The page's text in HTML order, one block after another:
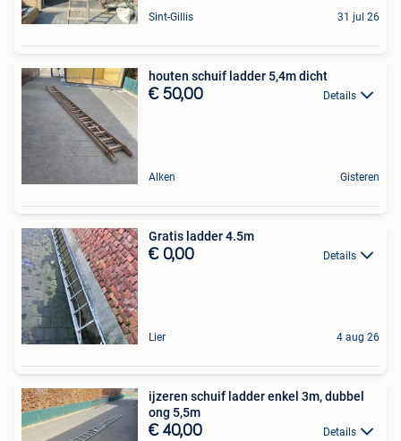
Sint-Gillis 31 jul 26
houten schuif ladder 5,4m dicht
€ 50,00 Details
Alken Gisteren
Gratis ladder 4.5m
€ 0,00 Details
Lier 4 aug 26
ijzeren schuif ladder enkel 3m, dubbel
ong 5,5m
€ 40,00 Details